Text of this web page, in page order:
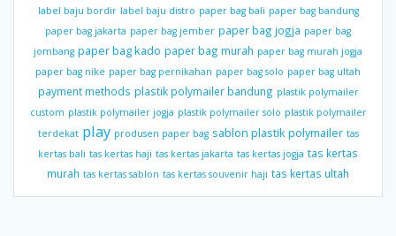
label baju bordir label baju distro paper bag bali paper bag bandung
paper bag jakarta paper bag jember paper bag jogja paper bag
jombang paper bag kado paper bag murah paper bag murah jogja
paper bag nike paper bag pernikahan paper bag solo paper bag ultah
payment methods plastik polymailer bandung plastik polymailer
custom plastik polymailer jogja plastik polymailer solo plastik polymailer
terdekat play produsen paper bag sablon plastik polymailer tas
kertas bali tas kertas haji tas kertas jakarta tas kertas jogja tas kertas
murah tas kertas sablon tas kertas souvenir haji tas kertas ultah